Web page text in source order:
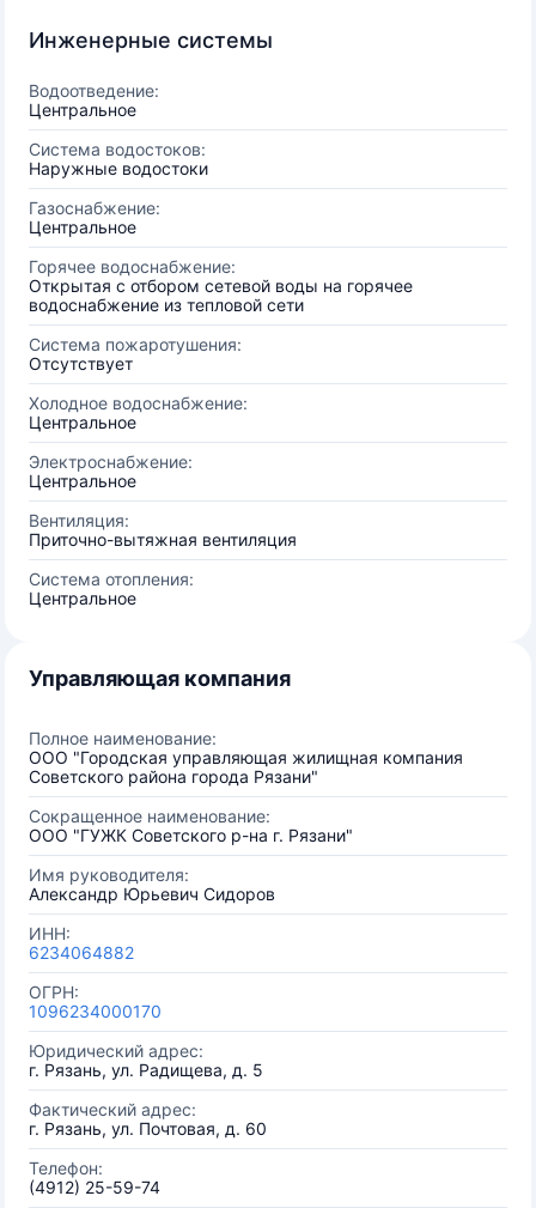
Инженерные системы
Водоотведение:
Центральное
Система водостоков:
Наружные водостоки
Газоснабжение:
Центральное
Горячее водоснабжение:
Открытая с отбором сетевой воды на горячее
водоснабжение из тепловой сети
Система пожаротушения:
Отсутствует
Холодное водоснабжение:
Центральное
Электроснабжение:
Центральное
Вентиляция:
Приточно-вытяжная вентиляция
Система отопления:
Центральное
Управляющая компания
Полное наименование:
ООО "Городская управляющая жилищная компания
Советского района города Рязани"
Сокращенное наименование:
ООО "ГУЖК Советского р-на г. Рязани"
Имя руководителя:
Александр Юрьевич Сидоров
ИНН:
6234064882
ОГРН:
1096234000170
Юридический адрес:
г. Рязань, ул. Радищева, д. 5
Фактический адрес:
г. Рязань, ул. Почтовая, д. 60
Телефон:
(4912) 25-59-74